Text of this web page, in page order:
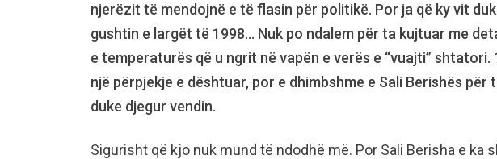
njerëzit të mendojnë e të flasin për politikë. Por ja që ky vit
gushtin e largët të 1998… Nuk po ndalem për ta kujtuar me
e temperaturës që u ngrit në vapën e verës e “vuajti”
një përpjekje e dështuar, por e dhimbshme e Sali Berishës
duke djegur vendin.
Sigurisht që kjo nuk mund të ndodhë më. Por Sali Berisha e ka